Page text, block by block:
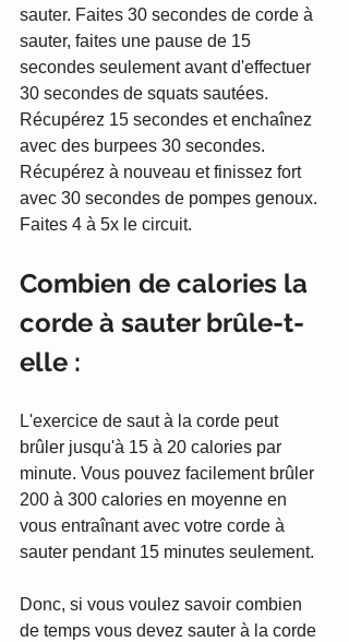
sauter. Faites 30 secondes de corde à
sauter, faites une pause de 15
secondes seulement avant d'effectuer
30 secondes de squats sautées.
Récupérez 15 secondes et enchaînez
avec des burpees 30 secondes.
Récupérez à nouveau et finissez fort
avec 30 secondes de pompes genoux.
Faites 4 à 5x le circuit.
Combien de calories la
corde à sauter brûle-t-
elle :
L'exercice de saut à la corde peut
brûler jusqu'à 15 à 20 calories par
minute. Vous pouvez facilement brûler
200 à 300 calories en moyenne en
vous entraînant avec votre corde à
sauter pendant 15 minutes seulement.
Donc, si vous voulez savoir combien
de temps vous devez sauter à la corde